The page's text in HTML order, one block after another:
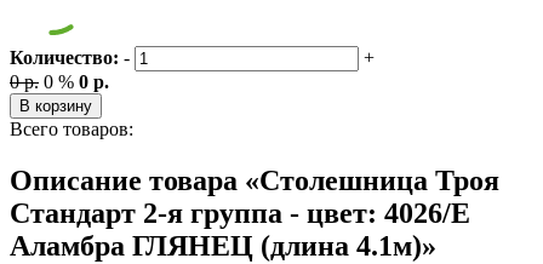
Количество: -
+
0 р. 0 % 0 р.
В корзину
Всего товаров:
Описание товара «Столешница Троя
Стандарт 2-я группа - цвет: 4026/Е
Аламбра ГЛЯНЕЦ (длина 4.1м)»